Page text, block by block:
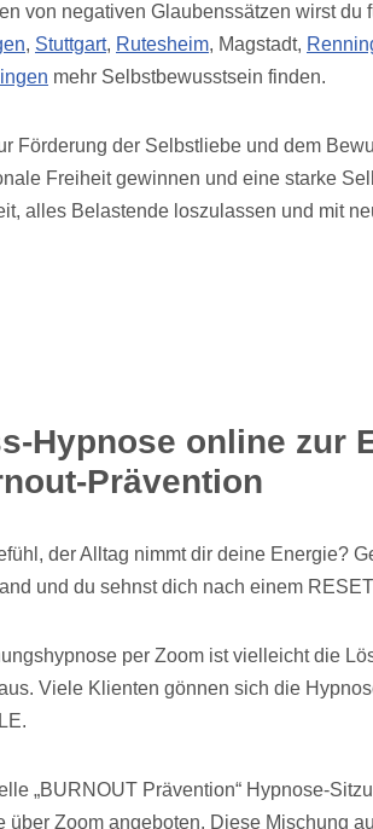
von negativen Glaubenssätzen wirst du
, Stuttgart, Rutesheim, Magstadt,
mehr Selbstbewusstsein finden.
Förderung der Selbstliebe und dem
Freiheit gewinnen und eine starke
alles Belastende loszulassen und mit
Hypnose online zur
Prävention
der Alltag nimmt dir deine Energie?
und du sehnst dich nach einem
per Zoom ist vielleicht die
Viele Klienten gönnen sich die
„BURNOUT Prävention“ Hypnose-
über Zoom angeboten. Diese Mischung